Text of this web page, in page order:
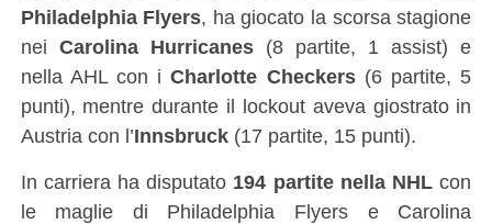
Philadelphia Flyers, ha giocato la scorsa stagione
nei Carolina Hurricanes(8 partite, 1 assist) e
nella AHL con iCharlotte Checkers(6 partite, 5
punti), mentre durante il lockout aveva giostrato in
Austria con l’Innsbruck(17 partite, 15 punti).
In carriera ha disputato 194 partite nella NHL con
le maglie di Philadelphia Flyers e Carolina